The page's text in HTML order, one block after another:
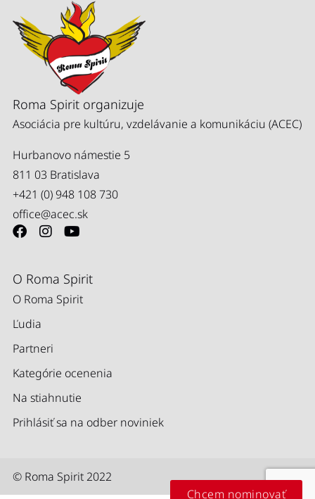
Roma Spirit organizuje
Asociácia pre kultúru, vzdelávanie a komunikáciu (ACEC)
Hurbanovo námestie 5
811 03 Bratislava
+421 (0) 948 108 730
office@acec.sk
O Roma Spirit
O Roma Spirit
Ľudia
Partneri
Kategórie ocenenia
Na stiahnutie
Prihlásiť sa na odber noviniek
© Roma Spirit 2022
Chcem nominovať